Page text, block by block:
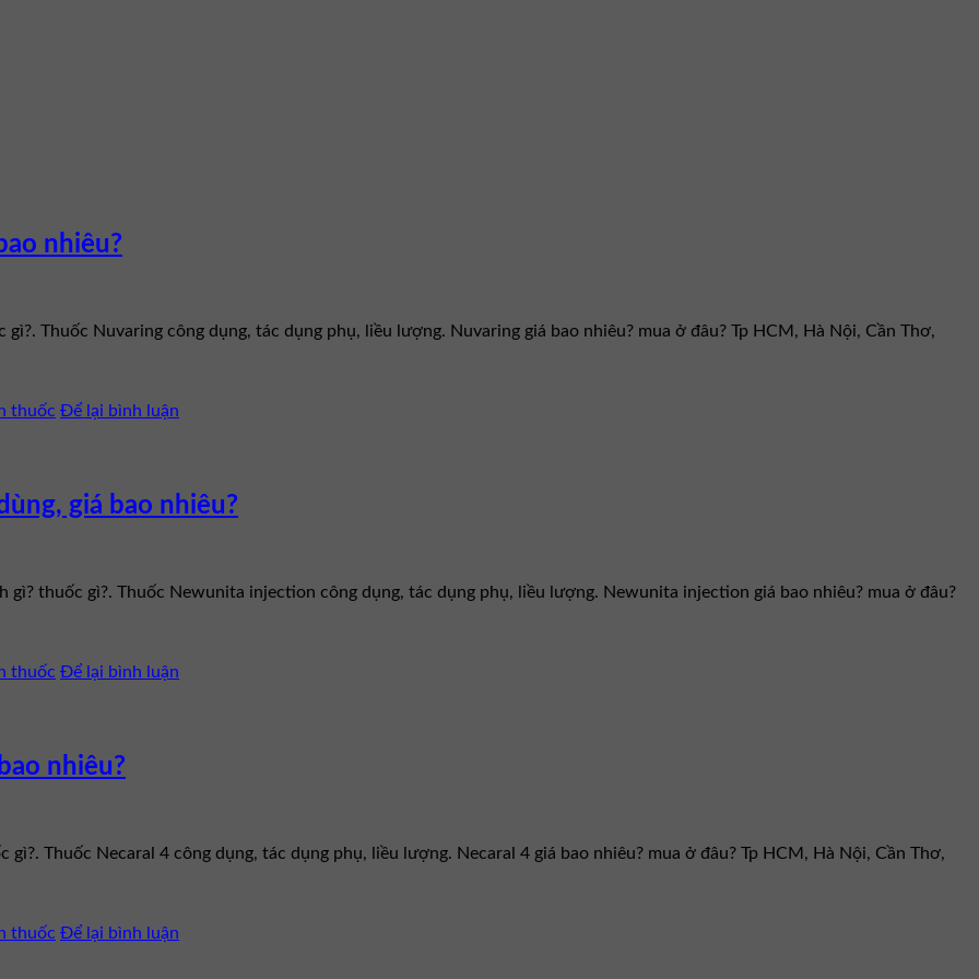
nhiêu?
Thuốc Nuvaring công dụng, tác dụng phụ, liều lượng. Nuvaring giá bao nhiêu? mua ở đâu? Tp HCM, Hà Nội, Cần Thơ,
thuốc Để lại bình luận
giá bao nhiêu?
gì? thuốc gì?. Thuốc Newunita injection công dụng, tác dụng phụ, liều lượng. Newunita injection giá bao nhiêu? mua ở đâu?
thuốc Để lại bình luận
nhiêu?
gì?. Thuốc Necaral 4 công dụng, tác dụng phụ, liều lượng. Necaral 4 giá bao nhiêu? mua ở đâu? Tp HCM, Hà Nội, Cần Thơ,
thuốc Để lại bình luận